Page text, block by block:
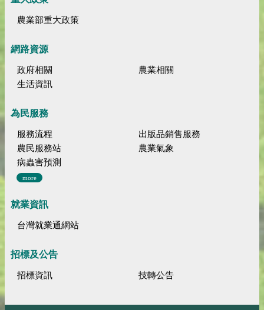
農業部重大政策
網路資源
政府相關
農業相關
生活資訊
為民服務
服務流程
出版品銷售服務
農民服務站
農業氣象
病蟲害預測
more
就業資訊
台灣就業通網站
招標及公告
招標資訊 技轉公告